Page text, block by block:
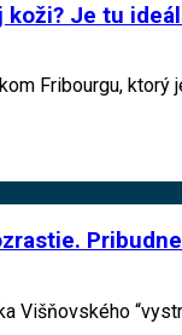
Je tu
Fribourgu, ktorý
Višňovského